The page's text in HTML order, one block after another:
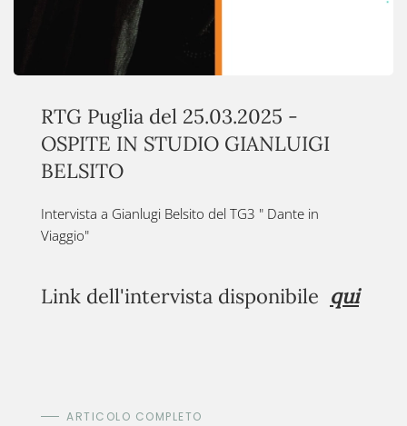
RTG Puglia del 25.03.2025 -
OSPITE IN STUDIO GIANLUIGI
BELSITO
Intervista a Gianlugi Belsito del TG3 " Dante in
Viaggio"
Link dell'intervista disponibile qui
ARTICOLO COMPLETO